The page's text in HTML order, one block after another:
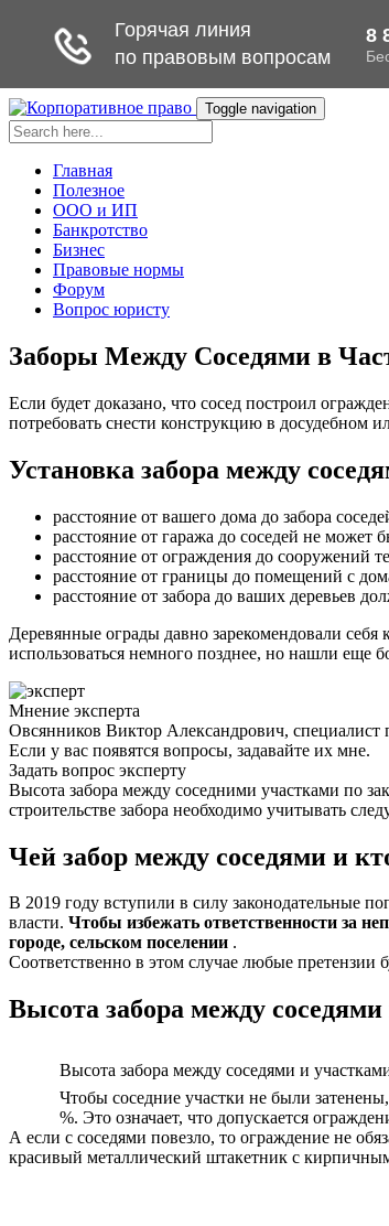
Toggle navigation
Главная
Полезное
ООО и ИП
Банкротство
Бизнес
Правовые нормы
Форум
Вопрос юристу
Заборы Между Соседями в
Если будет доказано, что сосед построил
потребовать снести конструкцию в досудебном
Установка забора между
расстояние от вашего дома до забора
расстояние от гаража до соседей не может
расстояние от ограждения до сооружений
расстояние от границы до помещений с
расстояние от забора до ваших деревьев
Деревянные ограды давно зарекомендовали
использоваться немного позднее, но нашли еще
Мнение эксперта
Овсянников Виктор Александрович, специалист
Если у вас появятся вопросы, задавайте их мне.
Задать вопрос эксперту
Высота забора между соседними участками по
строительстве забора необходимо учитывать
Чей забор между соседями и
В 2019 году вступили в силу законодательные
власти. Чтобы избежать ответственности за
городе, сельском поселении .
Соответственно в этом случае любые претензии
Высота забора между соседями
Высота забора между соседями и
Чтобы соседние участки не были
%. Это означает, что допускается
А если с соседями повезло, то ограждение не
красивый металлический штакетник с